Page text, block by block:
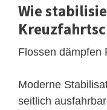
Wie
Flossen dämpfen
Moderne
seitlich